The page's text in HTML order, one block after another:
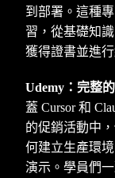
到部署。這種
習，從基礎知
獲得證書並進
Udemy：完整
蓋 Cursor 和
的促銷活動中
何建立生產環
演示。學員們